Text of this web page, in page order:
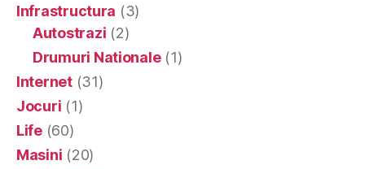
Infrastructura (3)
Autostrazi (2)
Drumuri Nationale(1)
Internet(31)
Jocuri (1)
Life(60)
Masini (20)